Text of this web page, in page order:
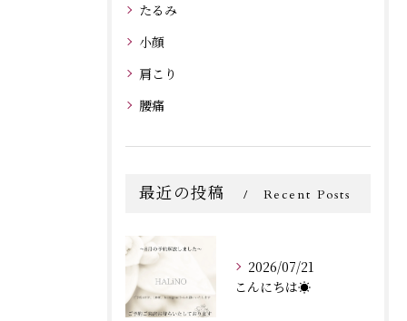
たるみ
小顔
肩こり
腰痛
最近の投稿 Recent Posts
2026/07/21
こんにちは☀️